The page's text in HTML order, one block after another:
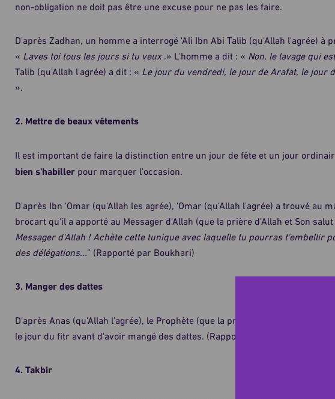
non-obligation ne doit pas être une excuse pour ne pas les faire.
D'après Zadhan, un homme a interrogé 'Ali Ibn Abi Talib (qu'Allah l'agrée) à
« Laves toi tous les jours si tu veux.» L'homme a dit : « Non, le lavage qui
Talib (qu'Allah l'agrée) a dit : « Le jour du vendredi, le jour de Arafat, le jour
».
2. Mettre de beaux vêtements
Il est important de faire la distinction entre un jour de fête et un jour
bien s'habiller pour marquer l'occasion.
D'après Ibn 'Omar (qu'Allah les agrée), 'Omar (qu'Allah l'agrée) a trouvé au
brocart qu'il a apporté au Messager d'Allah (que la prière d'Allah et Son
Messager d'Allah ! Achète cette tunique avec laquelle tu pourras t'embellir
des délégations... ” (Rapporté par Boukhari)
3. Manger des dattes
D'après Anas (qu'Allah l'agrée), le Prophète (que la prière d'Allah et Son
le jour du fitr avant d'avoir mangé des dattes. (Rapporté par Boukhari)
4. Takbir